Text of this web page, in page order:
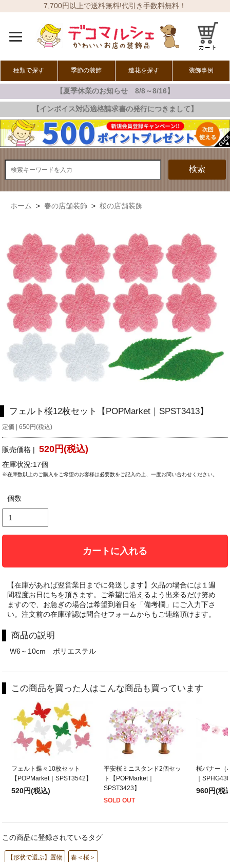
7,700円以上で送料無料!代引き手数料無料！
種類で探す 季節の装飾
春の装飾
夏の装飾
秋の装飾
冬の装飾
オールシーズン
造花を探す 装飾事例
【夏季休業のお知らせ 8/8～8/16】
【インボイス対応適格請求書の発行につきまして】
検索
ホーム > 春の店舗装飾 > 桜の店舗装飾
フェルト桜12枚セット【POPMarket｜SPST3413】
定価 | 650円(税込)
販売価格 |520円(税込)
在庫状況:17個
※在庫数以上のご購入をご希望のお客様は必要数をご記入の上、一度お問い合わせください。
個数
カートに入れる
【在庫があれば翌営業日までに発送します】欠品の場合には１週
間程度お日にちを頂きます。ご希望に沿えるよう出来るだけ努め
ますので、お急ぎの場合は希望到着日を「備考欄」にご入力下さ
い。注文前の在庫確認は問合せフォームからもご連絡頂けます。
商品の説明
W6～10cm ポリエステル
この商品を買った人はこんな商品も買っています
フェルト蝶々10枚セット
【POPMarket｜SPST3542】
520円(税込)
平安桜ミニスタンド2個セッ
ト【POPMarket｜
SPST3423】
SOLD OUT
桜バナー（
｜
960円(税
この商品に登録されているタグ
【形状で選ぶ】置物 春＜桜＞